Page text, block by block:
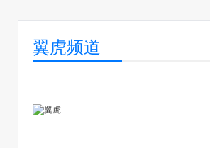
福特全新翼虎国内实车曝
光！年底上市/油耗大降
翼虎频道